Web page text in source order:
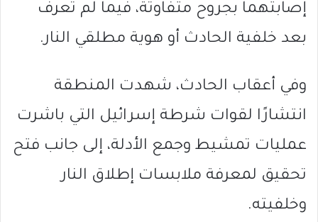
إصابتهما بجروح متفاوتة، فيما لم تُعرف
بعد خلفية الحادث أو هوية مطلقي النار.
وفي أعقاب الحادث، شهدت المنطقة
انتشارًا لقوات شرطة إسرائيل التي باشرت
عمليات تمشيط وجمع الأدلة، إلى جانب فتح
تحقيق لمعرفة ملابسات إطلاق النار
وخلفيته.